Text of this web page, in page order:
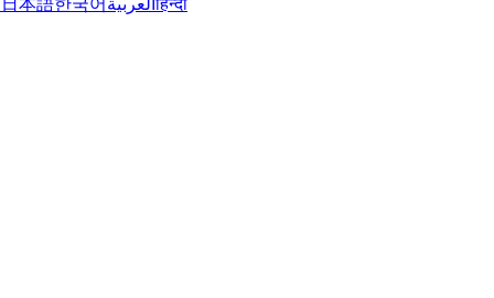
日本語한국어 العربيةहिन्दी